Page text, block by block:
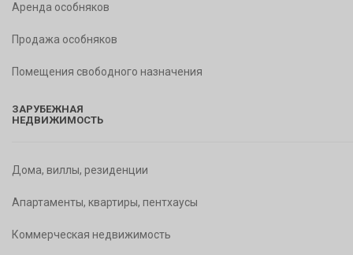
Аренда особняков
Продажа особняков
Помещения свободного назначения
ЗАРУБЕЖНАЯ
НЕДВИЖИМОСТЬ
Дома, виллы, резиденции
Апартаменты, квартиры, пентхаусы
Коммерческая недвижимость